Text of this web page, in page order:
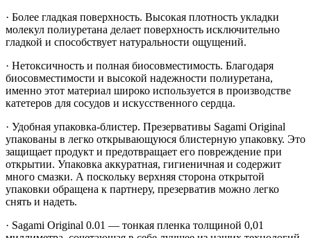
· Более гладкая поверхность. Высокая плотность укладки
молекул полиуретана делает поверхность исключительно
гладкой и способствует натуральности ощущений.
· Нетоксичность и полная биосовместимость. Благодаря
биосовместимости и высокой надежности полиуретана,
именно этот материал широко используется в производстве
катетеров для сосудов и искусственного сердца.
· Удобная упаковка-блистер. Презервативы Sagami Original
упакованы в легко открывающуюся блистерную упаковку. Это
защищает продукт и предотвращает его повреждение при
открытии. Упаковка аккуратная, гигиеничная и содержит
много смазки. А поскольку верхняя сторона открытой
упаковки обращена к партнеру, презерватив можно легко
снять и надеть.
· Sagami Original 0.01 — тонкая пленка толщиной 0,01